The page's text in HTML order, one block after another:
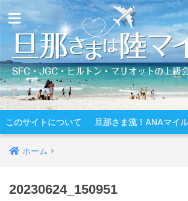
このサイトについて 旦那さま流！ANAマイ
ホーム
20230624_150951